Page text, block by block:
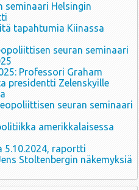
seminaari Helsingin
tapahtumia Kiinassa
seuran seminaari
Professori Graham
presidentti Zelenskyille
seuran seminaari
amerikkalaisessa
5.10.2024, raportti
Stoltenbergin näkemyksiä